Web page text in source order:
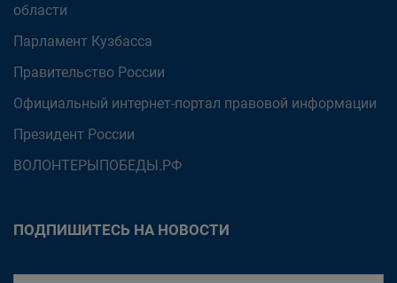
области
Парламент Кузбасса
Правительство России
Официальный интернет-портал правовой информации
Президент России
ВОЛОНТЕРЫПОБЕДЫ.РФ
ПОДПИШИТЕСЬ НА НОВОСТИ